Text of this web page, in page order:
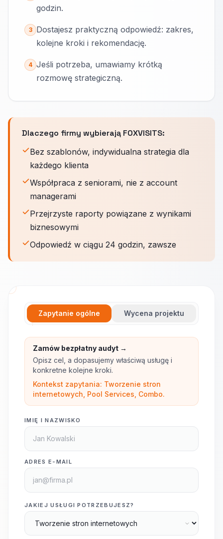
godzin.
3
Dostajesz praktyczną odpowiedź: zakres,
kolejne kroki i rekomendację.
4 Jeśli potrzeba, umawiamy krótką
rozmowę strategiczną.
Dlaczego firmy wybierają FOXVISITS:
Bez szablonów, indywidualna strategia dla
każdego klienta
Współpraca z seniorami, nie z account
managerami
Przejrzyste raporty powiązane z wynikami
biznesowymi
Odpowiedź w ciągu 24 godzin, zawsze
Zapytanie ogólne Wycena projektu
Zamów bezpłatny audyt →
Opisz cel, a dopasujemy właściwą usługę i
konkretne kolejne kroki.
Kontekst zapytania: Tworzenie stron
internetowych, Pool Services, Combo.
IMIĘ I NAZWISKO
ADRES E-MAIL
JAKIEJ USŁUGI POTRZEBUJESZ?